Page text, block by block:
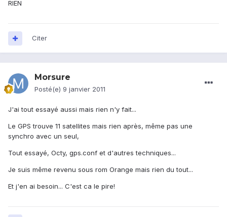
RIEN
Citer
Morsure
Posté(e) 9 janvier 2011
J'ai tout essayé aussi mais rien n'y fait...
Le GPS trouve 11 satellites mais rien après, même pas une
synchro avec un seul,
Tout essayé, Octy, gps.conf et d'autres techniques...
Je suis même revenu sous rom Orange mais rien du tout...
Et j'en ai besoin... C'est ca le pire!